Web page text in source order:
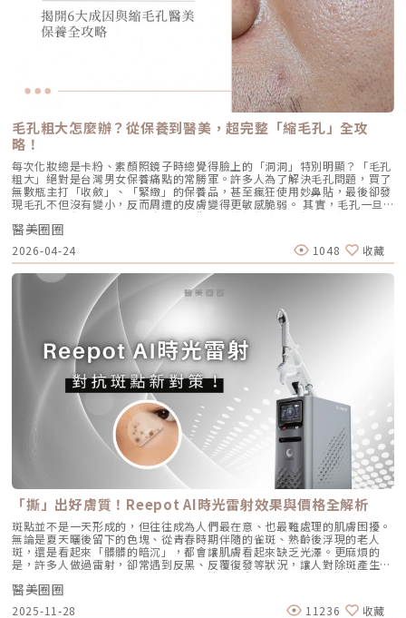
24小時內避免按摩施打部位 三天內避免劇烈運動與三溫暖 一週內避免臉部
熱敷與刺激性護膚產品 建議加強保濕、防曬，幫助效果延長璞菲洛副作用
與風險Profhilo屬於非交聯玻尿酸，不含化學交聯劑，生物相容性極佳，副
作用相對少。常見輕微反應包括： 注射處短暫腫脹、微紅 局部輕微瘀青
（數日內可自行消退） 極少數人可能會有輕微搔癢或壓痛感，通常在數天
內緩解※ 選擇合法診所與原廠授權產品，是避免療程風險最關鍵的因素。
為什麼 Profhilo 成為新一代醫美趨勢？隨著醫美觀念的演變，越來越多人
追求自然、柔和的改善效果，不希望臉部看起來僵硬或過度膨脹。Profhilo
與傳統填充型療程最大的不同，在於它獨特的「重建」式作用。Profhilo
並非單純地填補，而是將高濃度玻尿酸均勻分布於肌膚真皮層，從底層刺激
膠原蛋白與彈力蛋白新生，啟動肌膚的自我修復能力，讓效果柔和自然，能
有效降低傳統填充物可能帶來的異物感，也更貼近肌膚自然老化的邏輯。此
外，Profhilo 完美契合了當前醫美市場「微侵入式」與「預防型保養」的
趨勢。它填補了日常保養品與侵入式手術之間的空缺，不需像肉毒桿菌那樣
限制表情，也不需要像手術拉皮那樣漫長的恢復期。對於生活忙碌、注重效
率的現代人來說，這讓它更容易被接受，成為許多人延緩老化、提升膚質的
首選。臨床案例分享以下為原廠提供的實際案例，透過Profhilo逆時針療
程，觀察治療前後肌膚狀態的變化，供大家參考了解療程效果。璞菲洛
Profhilo常見Q&AQ1：PROFHILO和水光療程有什麼差別？ 水光著重在肌
膚表層補水，讓皮膚變得水嫩透亮；而PROFHILO作用層次更深，不只補
水，還能活化膠原蛋白、彈力蛋白等細胞修復，提升整體彈性與緊緻度。它
的特點是透過穩定擴散來刺激肌膚自我修復，不靠刺激或破壞，適合想全面
改善膚況的人。Q2：可以和電波、音波等療程搭配嗎？ 可與電波、音波等
療程搭配使用，建議間隔約兩週，具體施打順序與時間需由醫師評估。電
波、音波術後可加速肌膚修復並延長效果，但需等皮膚完全降溫後再進行
Profhilo療程。施打前請務必諮詢醫師，遵從專業建議安排療程。Q3：璞
菲洛每年需要打幾次？ 一個完整療程通常包含三次施打，前兩次相隔約一
個月，第三次則可在四到六個月後進行。視個人膚況與需求，也可安排後續
加強療程，以延續效果。Q4：頸紋、手部老化也能打嗎？ 可以。Profhilo
在頸部與手背同樣有良好表現，能改善乾紋與鬆弛，是全方位肌膚重建療
程。Q5：是否適合所有膚質？ 大多數人皆可接受，但孕婦、哺乳中女性與
對玻尿酸過敏者不建議施打。Q6：哪些人適合做Profhilo？需要幾歲才能
做？Profhilo適合有初期老化、乾燥或鬆弛困擾的人，通常建議從30歲以後
就可以評估施作。特別推薦給希望改善膚況，又不想讓五官改變或產生膨脹
感的人。Q7：施打Profhilo會很痛嗎？會不會腫？需要修復期嗎？療程過
程簡單快速，使用極細針在臉部五個特定位點注射，疼痛感輕微。少數人會
有暫時性紅腫或小腫塊，通常幾小時內可自然消退，不會影響日常活動。
Q8：Profhilo成分天然嗎？會不會引起過敏？Profhilo採用高純度、非動
物來源的玻尿酸，不含常見交聯劑成分，安全性高，過敏反應發生機率非常
低，並獲得歐盟CE安全認證。Profhilo璞菲洛是突破傳統玻尿酸觀念的療
程，不以填充為主，而是提升肌膚自癒力與膚質的「逆時針保養」新選擇。
如果你渴望不影響生活的微創保養，並希望從根本改善膚質，Profhilo 絕
對值得你列入考量。在選擇療程前，務必諮詢專業醫師，評估自身膚況與適
合方案，才能真正達到年輕又自然的理想狀態。選擇合法診所、專業醫師與
原廠產品，是安全變美的不二法門。★溫馨提醒★小編要提醒大家，醫療並
非單純的商業交易，所有的療程都伴隨著風險。因此，作為消費者應該謹慎
選擇合適的醫療方案，以確保安全與健康。
（臉凹），過少則無感。在辰美學，我會根據每一位客人的臉型厚薄、鬆弛
程度，規劃專屬的能量地圖。以下是 2026 年我常用的建議處方： 施作區
更好的「精緻度」，我常會建議在音波拉提後，搭配再生針（瑞德喜）進行
外輪廓的固定，或是以「混合式填充」補足流失的骨架支撐。這種「由內拉
提、由外固定」的複合思維，才是現代抗老的趨勢。五、 2026 醫美行情與
避坑建議當妳搜尋「美國音波二代價格」時，會發現市場行情落差很大。身
為醫師，我必須提醒大家，費用背後包含的是原廠探頭成本、儀器維護、以
及最重要的「醫師的技術與判讀經驗」。 認明原廠授權：施打前請掃描儀
器與探頭 QR Code，確保非水貨或非法翻新探頭。 選擇認證醫師：音波拉
提需要精準的解剖學知識，只有受過原廠培訓的醫師，才能在「安全邊界
內」將能量發揮到極致。六、 結語：愛美，是為了成就更好的自己我常
說，醫美的意義不在於把妳變成另外一個人，而在於「找回最巔峰狀態的
妳」。看著客人在治療後，重新對鏡子裡的自己露出自信的微笑，那是我身
技術，結合我對面部結構的美感理解，悉心守護妳每一寸肌膚的張力。如果
您也對輪廓的流失感到焦慮，或者正猶豫哪種療程最適合自己，歡迎預約來
診間，讓我們在一個放鬆、透明的環境下，一起討論出最適合您的減齡計
畫。
中，「皮脂分泌過盛」是啟動後續一連串災難的開關。傳統的治療方式，如
抗生素主要針對殺菌；外用酸類主要針對去角質。唯有口服 A 酸能夠有效抑
制皮脂腺分泌，這也是為什麼口服 A 酸過去被視為治療嚴重痘痘的終極武
器。然而，口服 A 酸伴隨著全身性的副作用。而 AviClear 戰痘雷射的誕
生，就是為了一次解決這個痛點：我們能不能在不吃藥的情況下，精準且長
效地控制皮脂腺？什麼是 AviClear 戰痘雷射？解密 1726nm 的物理奇蹟
AviClear 戰痘雷射是一台利用特定波長光能來治療痤瘡的醫療儀器。它的核
心技術在於突破性的1726nm 波長雷射。1. 為什麼是 1726nm 波長？「專
吃油脂」的標靶治療在雷射醫學中，不同的波長會被不同的目標物（如黑色
素、血紅素、水分）吸收。1726nm 這個波長非常特殊，它在人體組織
中，被皮脂（油脂）吸收的效率，大約是被水分吸收的 2 倍。當 AviClear
的雷射光束打入真皮層時，能量會精準地被富含油脂的「皮脂腺」大量吸
收，進而產生熱能。這些熱能會破壞過度活躍的皮脂腺細胞，變得萎縮、分
泌量大幅下降。當沒有過多的油脂，毛孔就不易堵塞，痤瘡桿菌也失去了生
存的養分，痘痘自然就失去了生長的溫床。2. AviCool™ 藍寶石冷卻系統：
保護表皮，大幅提升舒適度既然要用熱能破壞深層的皮脂腺，表皮會不會被
燙傷？這正是 AviClear 的另一項核心專利。機器配備了專屬的 AviCool™
藍寶石接觸式冷卻系統。在雷射擊發前、擊發中與擊發後，冷卻系統會持續
將表皮溫度維持在安全的低溫狀態。這不僅能防止表皮熱傷害、避免術後反
黑，更大幅降低了療程中的痛感，讓患者在不需要敷麻藥的情況下（視個人
耐受度而定），也能順利完成治療。AviClear 戰痘雷射 vs. 藍雷射與傳統療
法：抗痘金大PK過去我們面對嚴重的青春痘，「吞口服A酸」幾乎是唯一的
終極解方。然而，隨著光電科技的突破，現代的醫美抗痘已經邁入了「精準
破壞皮脂腺」的新紀元。目前市面上討論度最高的兩大抗痘黑科技，分別是
AviClear 戰痘雷射與 CAPRI 藍雷射。雖然兩者都主打不吃藥、從根源控
油，但在波長與作用機制上卻有著根本的差異。我們該如何選擇？它們與傳
統的口服A酸又有什麼不同？以下為您全面解析。頂尖對決：AviClear 戰痘
雷射 vs. CAPRI 藍雷射這兩款都是目前熱門的無藥物抗痘雷射，雖然目標一
致，但「作戰策略」卻截然不同：1. AviClear 戰痘雷射（1726nm）：專
注皮脂腺的「源頭阻斷」作用原理：搭載專利 1726nm 波長，具備極高的
「油脂專一性」，能穿透皮膚精準鎖定並加熱肥大的皮脂腺，使其萎縮。核
心強項：直接從源頭切斷出油量並破壞痘痘的生長環境，主打極長效的抗痘
與控油效果，非常適合追求長期穩定膚況、不想依賴藥物的人。2. CAPRI
藍雷射（1450nm + 450nm）：控油＋殺菌的「雙效複合」作用原理：結
合 1450nm 的熱能來縮減皮脂腺（控油），同時搭配 450nm 藍光直接消
滅表皮的痤瘡桿菌（殺菌）。核心強項：雙管齊下，對於臉上正在急性發
炎、紅腫的痘痘，具有極佳的立即退紅與消炎效果，適合需要快速壓制大面
積發炎的患者。3. 傳統終極武器：口服A酸（Isotretinoin）作用原理：屬
於全身性的系統性治療。它能全面抑制皮脂腺分泌、使皮脂腺萎縮，同時促
進毛囊正常角化，並大幅減少發炎反應與痤瘡桿菌增生。核心強項：能夠一
次打擊痘痘的四大成因，對於嚴重型、結節囊腫型痘痘，或是對其他治療
（包含抗生素、外用藥膏）無效的頑固型痘痘，具有極高的治癒率與長效
性。需注意事項：伴隨較明顯的副作用，最常見包含嘴唇乾裂、皮膚乾燥脫
皮、眼睛乾澀等。此外，孕婦絕對禁用（具致畸胎性），療程期間需配合醫
師定期抽血監測肝功能與血脂，且通常需持續服用數個月至一年以上以達到
標準的累積劑量。CAPRI 藍雷射與 AviClear 戰痘雷射最主要的差異，在於
「雷射波長」與「對油脂的吸收破壞力」。簡單來說，藍雷射主打「控油加
殺菌」的雙效機制，適合用來對付輕中度的痘痘與毛孔粗大問題；而
毛孔粗大怎麼辦？從保養到醫美，超完整「縮毛孔」全攻
略！
每次化妝總是卡粉、素顏照鏡子時總覺得臉上的「洞洞」特別明顯？「毛孔
粗大」絕對是台灣男女保養痛點的常勝軍。許多人為了解決毛孔問題，買了
無數瓶主打「收斂」、「緊緻」的保養品，甚至瘋狂使用妙鼻貼，最後卻發
現毛孔不但沒有變小，反而周遭的皮膚變得更敏感脆弱。 其實，毛孔一旦
被撐大，就像是被撐鬆的橡皮筋，光靠日常塗抹保養品是很難「完全逆轉」
的。想要有效改善毛孔粗大，我們必須先搞懂你的毛孔是哪一種「型」，才
能對症下藥！這篇文章將帶你從日常保養到專業醫美療程，全面拯救毛孔粗
大的終極對策。為什麼我的毛孔會變大？揭開毛孔粗大的 6大元兇在探討怎
麼解決之前，我們得先抓出讓毛孔變大的罪魁禍首。毛孔粗大絕對不是單一
原因造成的，通常是以下幾個因素交織而成的結果：1. 【油脂型毛孔】：中
東油田的擴建工程毛孔是皮脂排出的主要通道。當你的皮脂腺天生比較發
達，或是受到氣溫升高、荷爾蒙波動、常吃高油高糖食物影響，導致出油量
大增時，通道就會被迫「擴建」來排出這些大量油脂。2. 【角質型毛孔】：
通道堵塞引發的連鎖反應健康的肌膚會自然代謝老廢角質，但如果代謝異
常，這些廢棄角質就會和皮脂、空氣中的髒污混合在一起，死死地堵塞在毛
孔開口。久而久之，毛孔就像被塞了軟木塞一樣，被越撐越大。3. 【老化型
毛孔】：膠原蛋白流失的初老警報真皮層中的「膠原蛋白」和「彈力蛋白」
就像是撐起毛孔的堅固地基。隨著年齡增長，或是長期不防曬導致的「光老
化」，地基流失、失去支撐力，毛孔邊緣的肌膚就會順著地心引力往下垂。
4. 【缺水型毛孔】：肌膚乾旱造成的表面危機這點常被許多人忽略！當角質
層極度缺水時，毛孔周圍的表皮細胞會像失去水分的蘋果一樣乾癟、萎縮，
無法飽滿排列。在細胞與細胞之間的縫隙變大之下，視覺上毛孔就顯得非常
明顯。5. 【疤痕型毛孔】：手癢硬擠留下的歷史遺跡嚴格來說這已經是「痘
疤」的範疇。過去長了嚴重的發炎性青春痘，或是手癢過度暴力擠壓，導致
真皮層組織嚴重受損。在傷口修復的過程中產生了纖維化拉扯，最終形成不
可逆的凹洞。6. 【蟎蟲型毛孔】：隱形的微小房客在作怪我們的臉上本來就
有共生的「蠕形蟎蟲」，但當免疫力下降、皮脂分泌失衡，或是過度清潔破
壞皮脂膜時，蟎蟲就會大量異常繁殖。牠們會啃食皮脂、進出毛囊，蟲體的
排泄物與屍體會引發毛囊發炎，進而把毛孔撐大。如何從日常居家保養穩住
毛孔不失控？雖然保養品無法讓已經擴大的毛孔完全「縮回」，但正確的居
家保養，能幫助控制毛孔不再進一步擴張，並改善整體膚質的平滑度。1. 溫
和清潔，不過度刺激：選擇胺基酸系等溫和潔顏產品，一天清潔 1～2 次即
可。避免頻繁使用磨砂或強力去角質產品，以減少對皮膚屏障的刺激。2. 適
度使用酸類，幫助代謝角質：對於油脂分泌較旺或粉刺型毛孔，可在醫師或
專業建議下使用酸類保養品： 水楊酸（BHA）：脂溶性，能深入毛孔幫助
油脂代謝，常用於黑頭與粉刺調理。 果酸（AHA，如甘醇酸、乳酸）：主要
醫美圈圈
2026-04-24 1048 收藏
「撕」出好膚質！Reepot AI時光雷射效果與價格全解析
斑點並不是一天形成的，但往往成為人們最在意、也最難處理的肌膚困擾。
無論是夏天曬後留下的色塊、從青春時期伴隨的雀斑、熟齡後浮現的老人
斑，還是看起來「髒髒的暗沉」，都會讓肌膚看起來缺乏光澤。更麻煩的
是，許多人做過雷射，卻常遇到反黑、反覆復發等狀況，讓人對除斑產生陰
影。 Reepot AI時光雷射（仿單名為「蕾璞釹雅各雷射系統」，衛部醫器輸
字第 037165 號）自 2025 年 7 月上市後便迅速受到關注，被視為色素治
療領域重要新進展。它重新定義了傳統除斑的思維，將以往以熱能為主的
「燒灼式破壞」，轉變為更精準、更可控的「震碎式處理」，再結合 AI 影
醫美圈圈
2025-11-28 11236 收藏